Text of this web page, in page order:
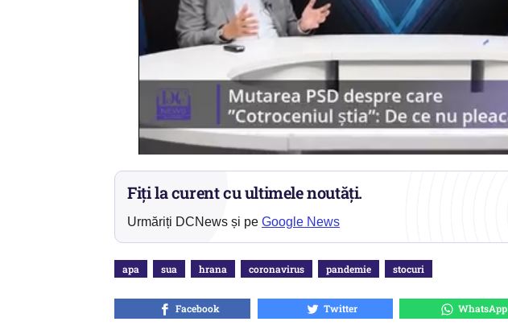
Fiți la curent cu ultimele noutăți.
Urmăriți DCNews și pe Google News
apa sua hrana coronavirus pandemie stocuri
Facebook Twitter WhatsApp